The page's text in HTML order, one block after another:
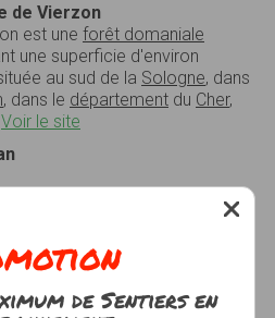
de Vierzon
est une forêt domaniale
une superficie d'environ
au sud de la Sologne, dans
, dans le département du Cher,
Voir le site
de Sentiers en